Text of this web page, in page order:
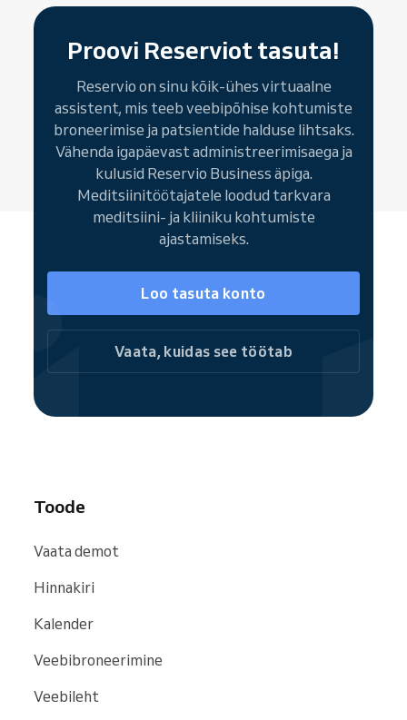
aitad teisi.
saavad nõustajad tutvustada oma teenuseid
võimaldab uutel ja püsipatsientidel valida
teenuse, päeva ja aja, broneerida eelistatud
nõustaja ning hallata kogu broneeringut
veebis.
Broneerimisnupud (vidinad)
on veel üks viis
patsiendini jõudmiseks – need saad lisada oma
olemasolevale veebisaidile ja
sotsiaalmeediasse kiireks ja mugavaks
iseteeninduslikuks broneerimiseks. Suuna
kasutajad oma täis broneerimislehele või
broneeri üksikteenuseid otse.
Olles osa Reservio kogukonnast, on sinu
nõustamisteenus lihtsalt leitav
sealhulgasGoogle,BingjaFacebook.
Proovi Reserviot tasuta!
Reservio on sinu kõik-ühes virtuaalne
assistent, mis teeb veebipõhise kohtumiste
broneerimise ja patsientide halduse lihtsaks.
Vähenda igapäevast administreerimisaega ja
kulusid Reservio Business äpiga.
Meditsiinitöötajatele loodud tarkvara
meditsiini- ja kliiniku kohtumiste
ajastamiseks.
Loo tasuta konto
Vaata, kuidas see töötab
Toode
Vaata demot
Hinnakiri
Kalender
Veebibroneerimine
Veebileht